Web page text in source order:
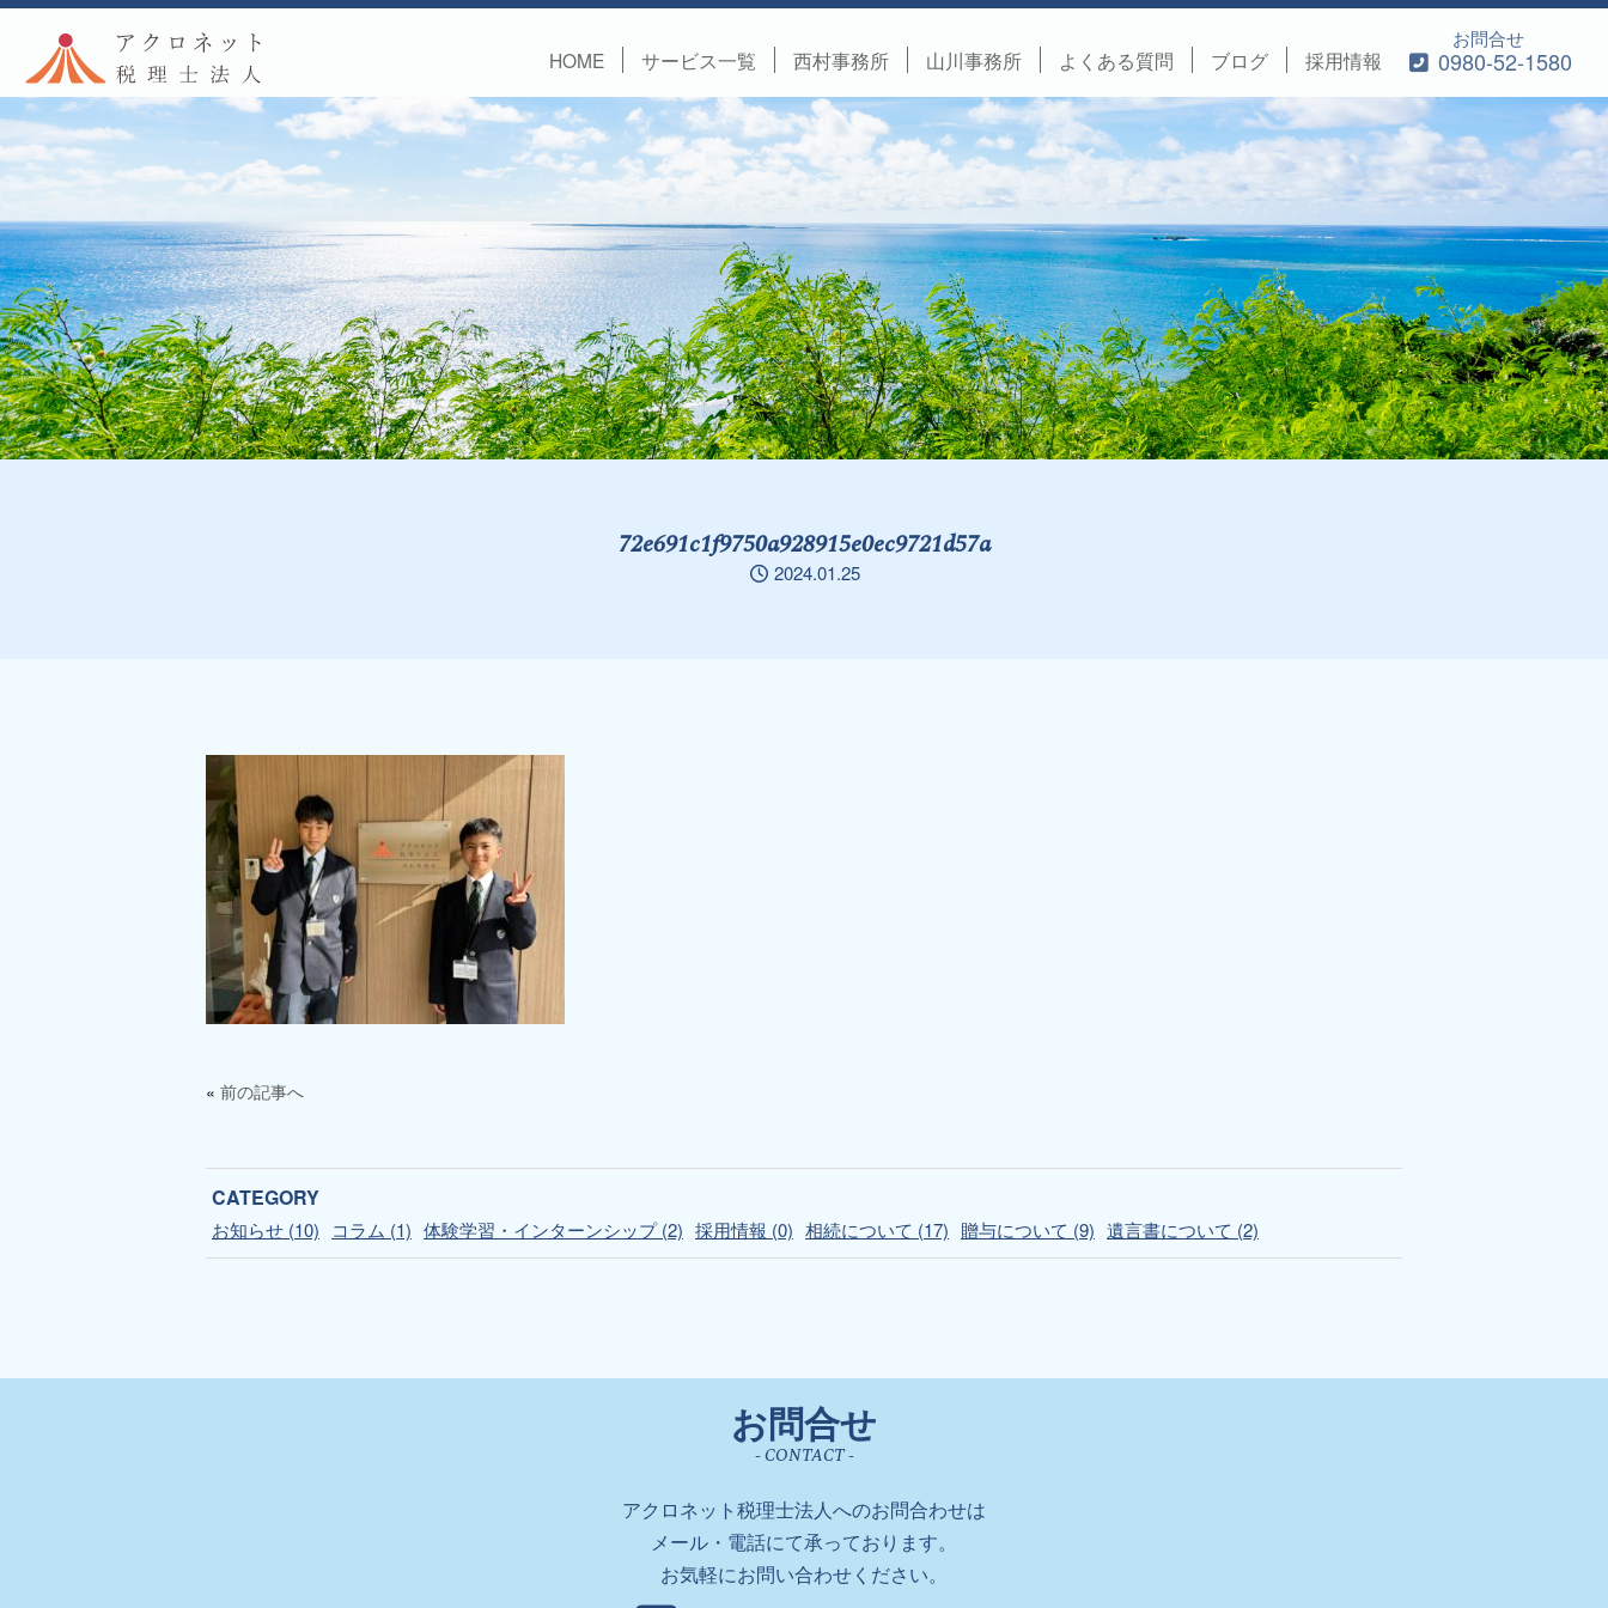
HOME サービス一覧 西村事務所 山川事務所 よくある質問 ブログ 採用情報
お問合せ
0980-52-1580
72e691c1f9750a928915e0ec9721d57a
2024.01.25
« 前の記事へ
CATEGORY
お知らせ (10) コラム (1) 体験学習・インターンシップ (2) 採用情報 (0) 相続について (17) 贈与について (9) 遺言書について (2)
お問合せ
- CONTACT -
アクロネット税理士法人へのお問合わせは
メール・電話にて承っております。
お気軽にお問い合わせください。